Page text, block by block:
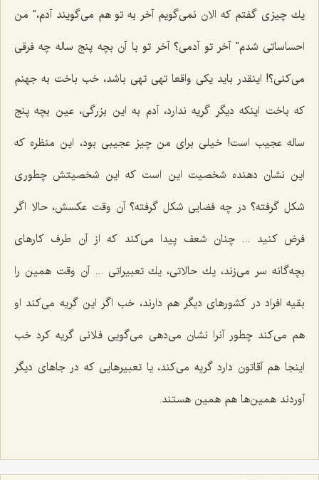
یك چیزی گفتم كه الان نمی‌گویم آخر به تو هم می‌گویند آدم،" من
احساساتی شدم" آخر تو آدمی؟ آخر تو با آن بچه پنج ساله چه فرقی
می‌كنی؟! اینقدر باید یكی واقعا تهی تهی باشد، خب باخت به جهنم
كه باخت اینكه دیگر گریه ندارد، آدم به این بزرگی، عین بچه پنج
ساله عجیب است! خیلی برای من چیز عجیبی بود، این منظره كه
این نشان دهنده شخصیت این است كه این شخصیتش چطوری
شكل گرفته؟ در چه فضایی شكل گرفته؟ آن وقت عكسش، حالا اگر
فرض كنید ... چنان شعف پیدا می‌كند كه از آن طرف كارهای
بچه‌گانه سر می‌زند، یك حالاتی، یك تعبیراتی ... آن وقت همین را
بقیه افراد در كشورهای دیگر هم دارند، خب اگر این گریه می‌كند او
هم می‌كند چطور آنرا نشان می‌دهی می‌گویی فلانی گریه كرد خب
اینجا هم آقاتون دارد گریه می‌كند، یا تعبیرهایی كه در جاهای دیگر
آوردند همین‌ها هم همین هستند.